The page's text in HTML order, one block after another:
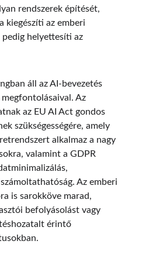
rendszerek építését,
kiegészíti az emberi
helyettesíti az
áll az AI-bevezetés
Az
az EU AI Act gondos
szükségességére, amely
alkalmaz a nagy
valamint a GDPR
Az emberi
is sarokköve marad,
befolyásolást vagy
érintő